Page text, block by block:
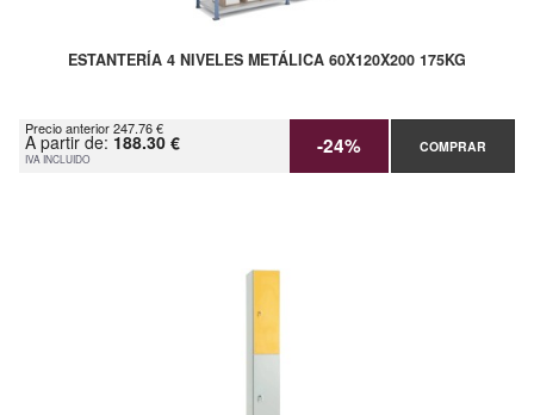
ESTANTERÍA 4 NIVELES METÁLICA 60X120X200 175KG
Precio anterior 247.76 €
A partir de: 188.30 €
IVA INCLUIDO -24% COMPRAR